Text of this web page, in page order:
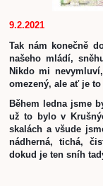
9.2.2021
Tak nám konečně
našeho mládí,
Nikdo mi
omezený, ale ať je
Během ledna jsme
už to bylo v
skalách a všude
nádherná, tichá,
dokud je ten sníh